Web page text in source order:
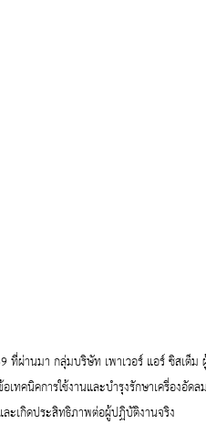
ที่ผ่านมา กลุ่มบริษัท เพาเวอร์ แอร์ ซิสเต็
เทคนิคการใช้งานและบำรุงรักษาเครื่อง
ละเกิดประสิทธิภาพต่อผู้ปฏิบัติงานจริง